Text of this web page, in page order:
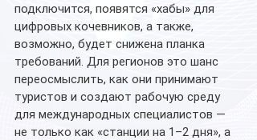
подключится, появятся «хабы» для
цифровых кочевников, а также,
возможно, будет снижена планка
требований. Для регионов это шанс
переосмыслить, как они принимают
туристов и создают рабочую среду
для международных специалистов —
не только как «станции на 1–2 дня», а